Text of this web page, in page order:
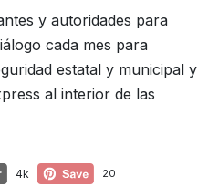
y autoridades para
cada mes para
estatal y municipal y
al interior de las
4k 20